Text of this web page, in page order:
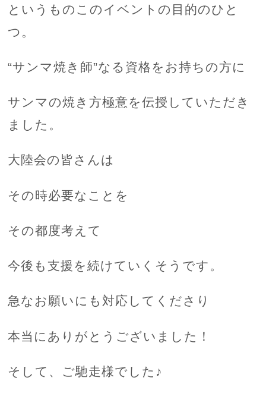
というものこのイベントの目的のひと
つ。
“サンマ焼き師”なる資格をお持ちの方に
サンマの焼き方極意を伝授していただき
ました。
大陸会の皆さんは
その時必要なことを
その都度考えて
今後も支援を続けていくそうです。
急なお願いにも対応してくださり
本当にありがとうございました！
そして、ご馳走様でした♪